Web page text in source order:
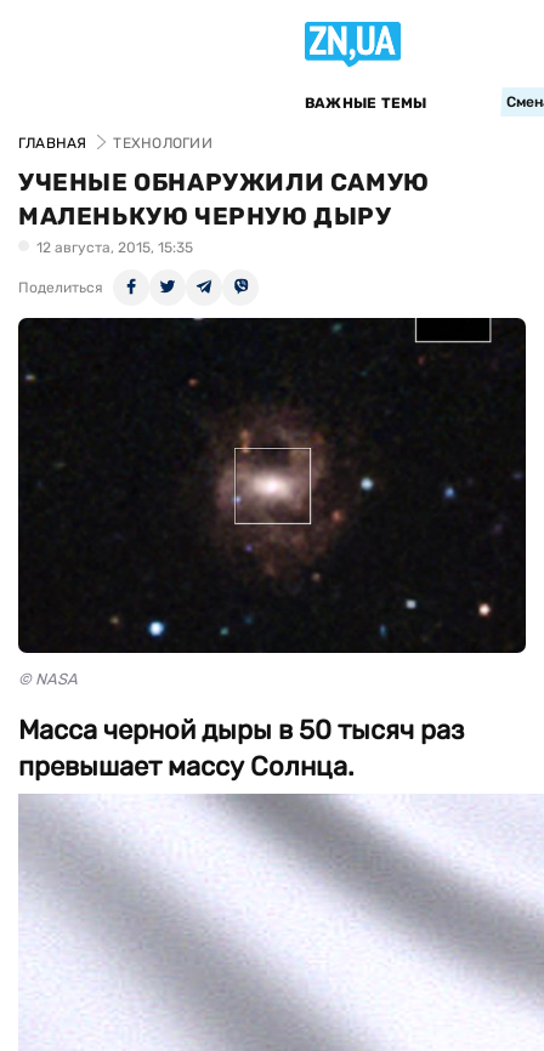
ВАЖНЫЕ ТЕМЫ
ГЛАВНАЯ ТЕХНОЛОГИИ
УЧЕНЫЕ ОБНАРУЖИЛИ САМУЮ
МАЛЕНЬКУЮ ЧЕРНУЮ ДЫРУ
12 августа, 2015, 15:35
Поделиться
© NASA
Масса черной дыры в 50 тысяч раз
превышает массу Солнца.